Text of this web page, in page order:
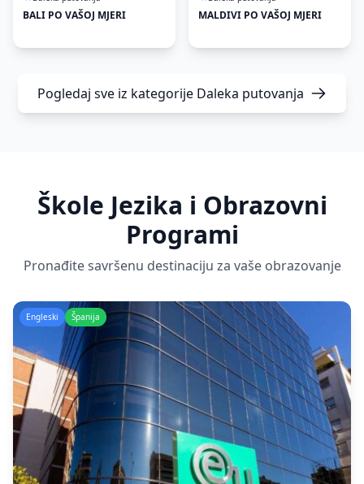
BALI PO VAŠOJ MJERI MALDIVI PO VAŠOJ MJERI
Pogledaj sve iz kategorije Daleka putovanja
Škole Jezika i Obrazovni
Programi
Pronađite savršenu destinaciju za vaše obrazovanje
Engleski Španija